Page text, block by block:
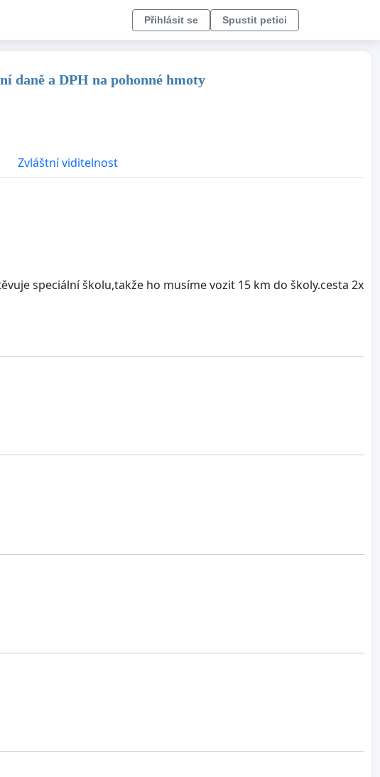
Přihlásit se Spustit petici
daně a DPH na pohonné hmoty
Zvláštní viditelnost
speciální školu,takže ho musíme vozit 15 km do školy.cesta 2x